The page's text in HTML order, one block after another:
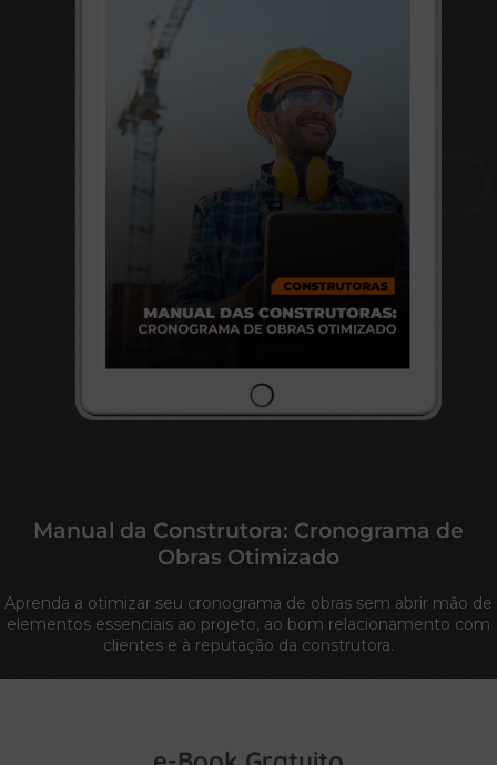
Manual da Construtora: Cronograma de
Obras Otimizado
Aprenda a otimizar seu cronograma de obras sem abrir mão de
elementos essenciais ao projeto, ao bom relacionamento com
clientes e à reputação da construtora.